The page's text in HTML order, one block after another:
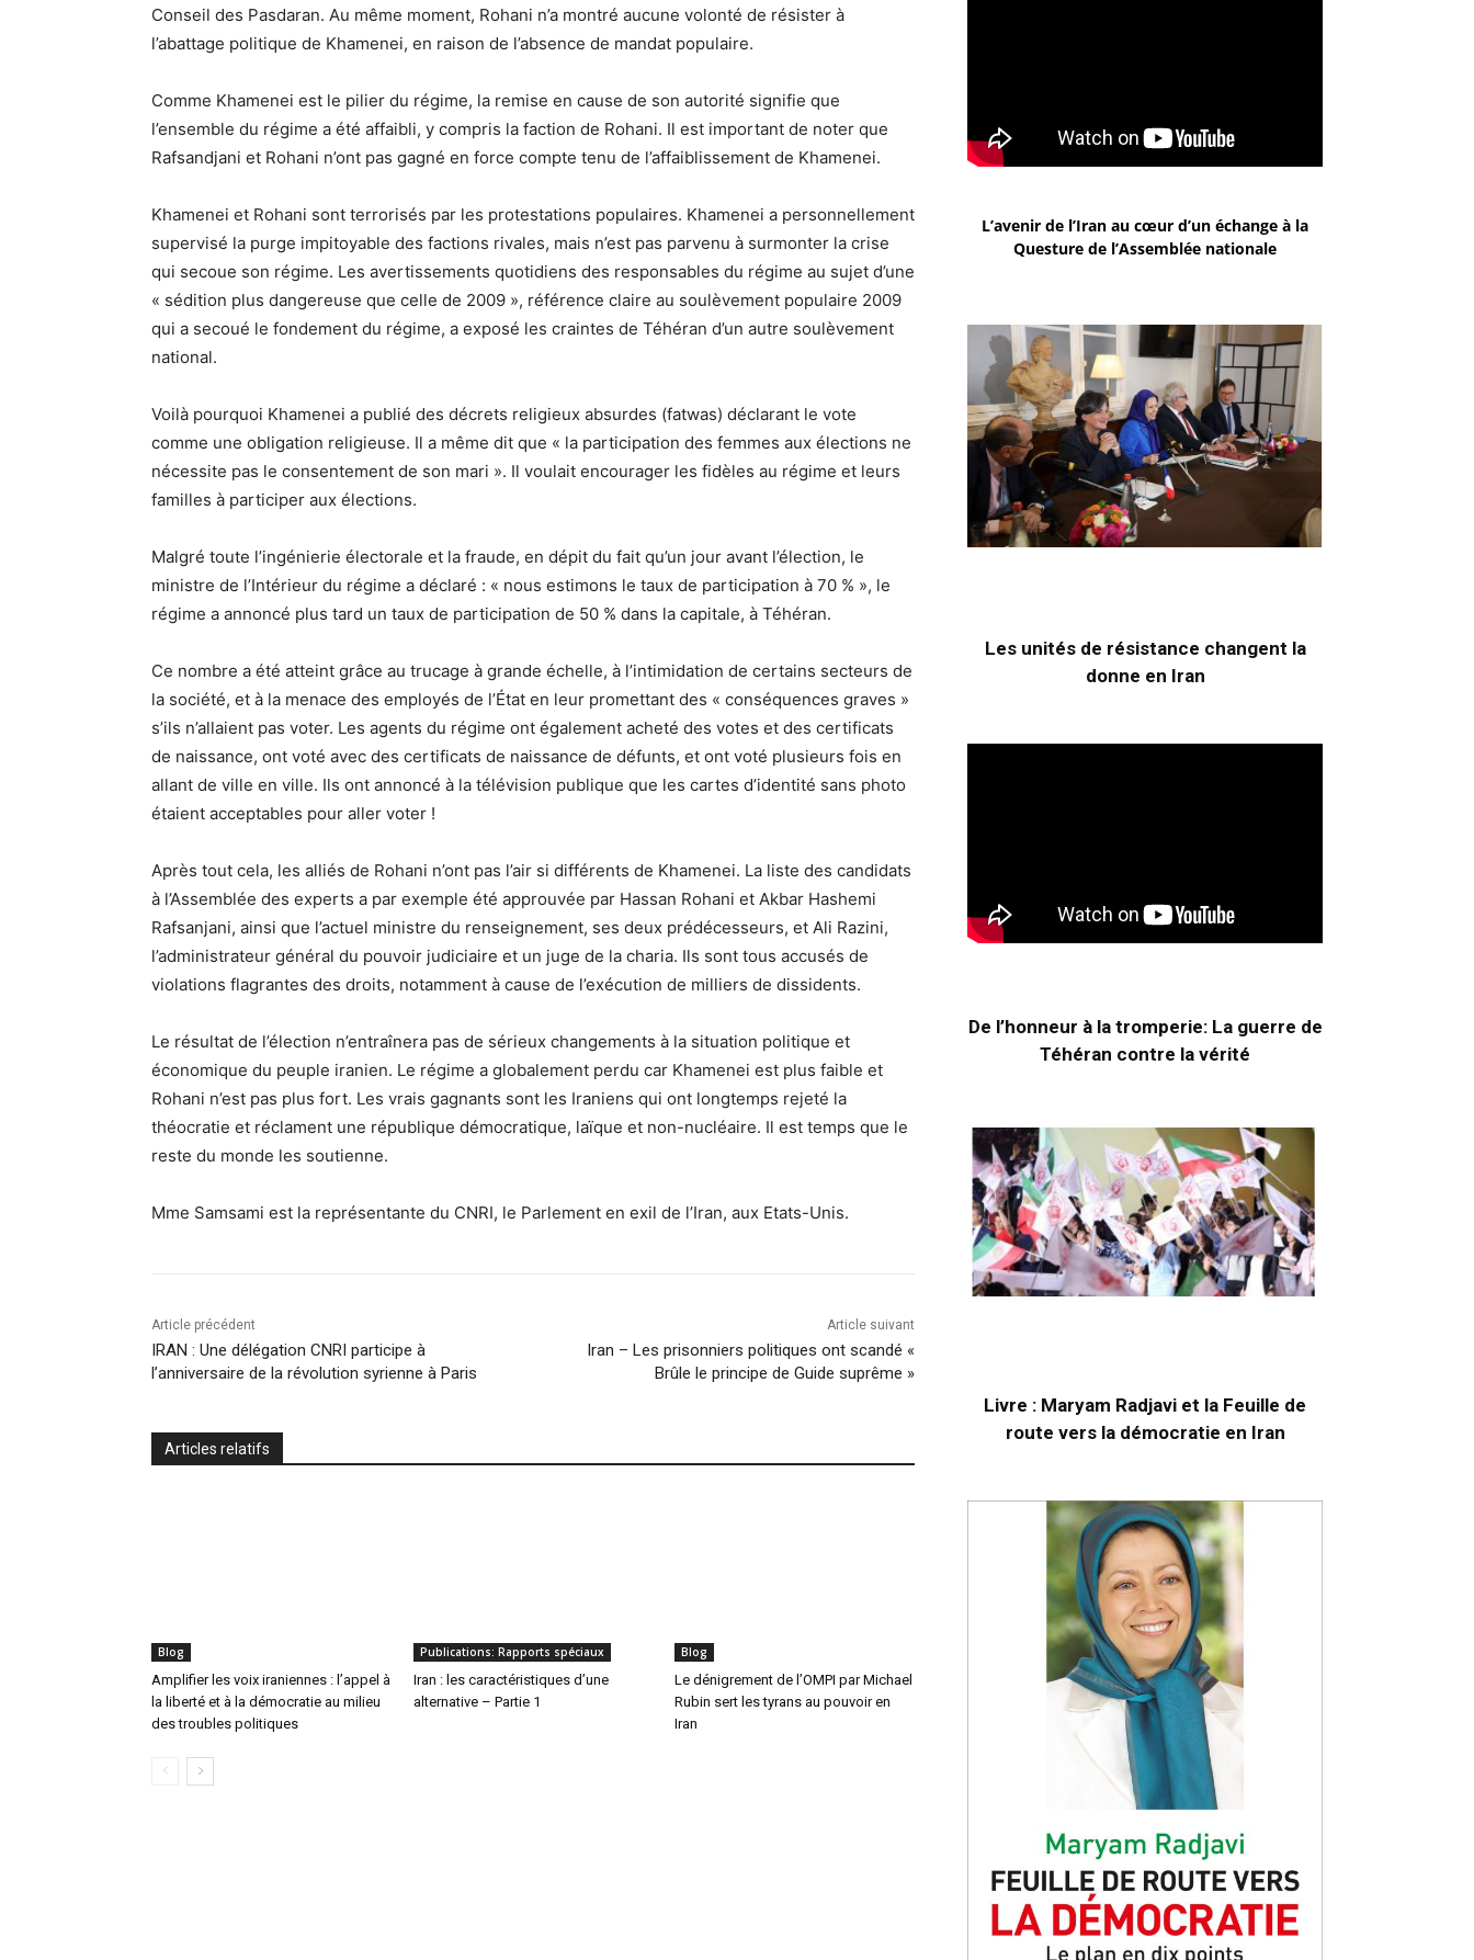
Conseil des Pasdaran. Au même moment, Rohani n’a montré aucune volonté de résister à
l’abattage politique de Khamenei, en raison de l’absence de mandat populaire.
Comme Khamenei est le pilier du régime, la remise en cause de son autorité signifie que
l’ensemble du régime a été affaibli, y compris la faction de Rohani. Il est important de noter que
Rafsandjani et Rohani n’ont pas gagné en force compte tenu de l’affaiblissement de Khamenei.
Khamenei et Rohani sont terrorisés par les protestations populaires. Khamenei a personnellement
supervisé la purge impitoyable des factions rivales, mais n’est pas parvenu à surmonter la crise
qui secoue son régime. Les avertissements quotidiens des responsables du régime au sujet d’une
« sédition plus dangereuse que celle de 2009 », référence claire au soulèvement populaire 2009
qui a secoué le fondement du régime, a exposé les craintes de Téhéran d’un autre soulèvement
national.
Voilà pourquoi Khamenei a publié des décrets religieux absurdes (fatwas) déclarant le vote
comme une obligation religieuse. Il a même dit que « la participation des femmes aux élections ne
nécessite pas le consentement de son mari ». Il voulait encourager les fidèles au régime et leurs
familles à participer aux élections.
Malgré toute l’ingénierie électorale et la fraude, en dépit du fait qu’un jour avant l’élection, le
ministre de l’Intérieur du régime a déclaré : « nous estimons le taux de participation à 70 % », le
régime a annoncé plus tard un taux de participation de 50 % dans la capitale, à Téhéran.
Ce nombre a été atteint grâce au trucage à grande échelle, à l’intimidation de certains secteurs de
la société, et à la menace des employés de l’État en leur promettant des « conséquences graves »
s’ils n’allaient pas voter. Les agents du régime ont également acheté des votes et des certificats
de naissance, ont voté avec des certificats de naissance de défunts, et ont voté plusieurs fois en
allant de ville en ville. Ils ont annoncé à la télévision publique que les cartes d’identité sans photo
étaient acceptables pour aller voter !
Après tout cela, les alliés de Rohani n’ont pas l’air si différents de Khamenei. La liste des candidats
à l’Assemblée des experts a par exemple été approuvée par Hassan Rohani et Akbar Hashemi
Rafsanjani, ainsi que l’actuel ministre du renseignement, ses deux prédécesseurs, et Ali Razini,
l’administrateur général du pouvoir judiciaire et un juge de la charia. Ils sont tous accusés de
violations flagrantes des droits, notamment à cause de l’exécution de milliers de dissidents.
Le résultat de l’élection n’entraînera pas de sérieux changements à la situation politique et
économique du peuple iranien. Le régime a globalement perdu car Khamenei est plus faible et
Rohani n’est pas plus fort. Les vrais gagnants sont les Iraniens qui ont longtemps rejeté la
théocratie et réclament une république démocratique, laïque et non-nucléaire. Il est temps que le
reste du monde les soutienne.
Mme Samsami est la représentante du CNRI, le Parlement en exil de l’Iran, aux Etats-Unis.
Article précédent
IRAN : Une délégation CNRI participe à
l’anniversaire de la révolution syrienne à Paris
Article suivant
Iran – Les prisonniers politiques ont scandé «
Brûle le principe de Guide suprême »
Articles relatifs
Blog
Amplifier les voix iraniennes : l’appel à
la liberté et à la démocratie au milieu
des troubles politiques
Publications: Rapports spéciaux
Iran : les caractéristiques d’une
alternative – Partie 1
Blog
Le dénigrement de l’OMPI par Michael
Rubin sert les tyrans au pouvoir en
Iran
L’avenir de l’Iran au cœur d’un échange à la
Questure de l’Assemblée nationale
Les unités de résistance changent la
donne en Iran
De l’honneur à la tromperie: La guerre de
Téhéran contre la vérité
Livre : Maryam Radjavi et la Feuille de
route vers la démocratie en Iran